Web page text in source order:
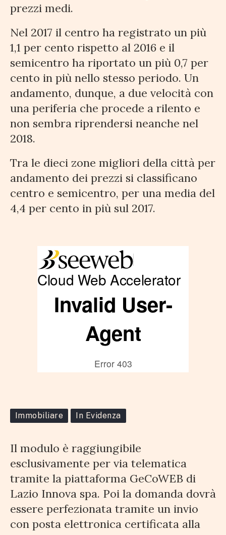
prezzi medi.
Nel 2017 il centro ha registrato un più
1,1 per cento rispetto al 2016 e il
semicentro ha riportato un più 0,7 per
cento in più nello stesso periodo. Un
andamento, dunque, a due velocità con
una periferia che procede a rilento e
non sembra riprendersi neanche nel
2018.
Tra le dieci zone migliori della città per
andamento dei prezzi si classificano
centro e semicentro, per una media del
4,4 per cento in più sul 2017.
Immobiliare In Evidenza
Internazionalizzazione
delle imprese, via al
bando nel Lazio
Il modulo è raggiungibile
esclusivamente per via telematica
tramite la piattaforma GeCoWEB di
Lazio Innova spa. Poi la domanda dovrà
essere perfezionata tramite un invio
con posta elettronica certificata alla